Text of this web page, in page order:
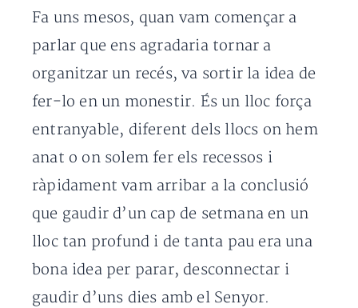
Fa uns mesos, quan vam començar a
parlar que ens agradaria tornar a
organitzar un recés, va sortir la idea de
fer-lo en un monestir. És un lloc força
entranyable, diferent dels llocs on hem
anat o on solem fer els recessos i
ràpidament vam arribar a la conclusió
que gaudir d’un cap de setmana en un
lloc tan profund i de tanta pau era una
bona idea per parar, desconnectar i
gaudir d’uns dies amb el Senyor.